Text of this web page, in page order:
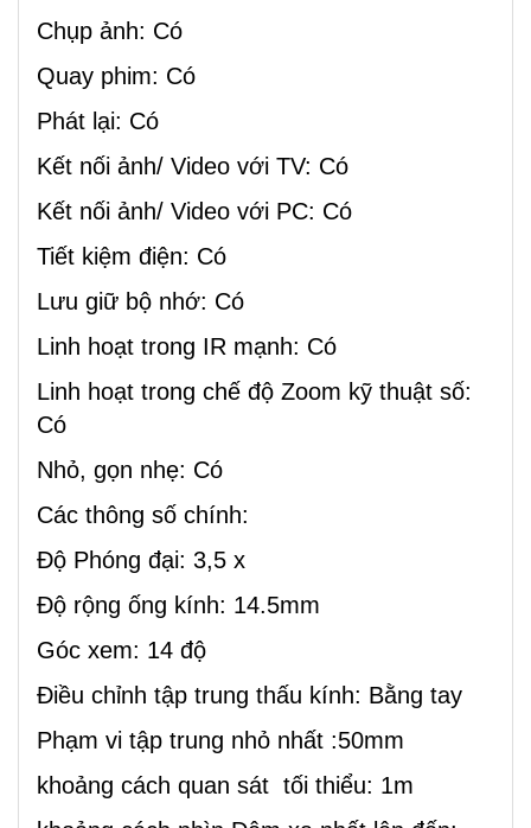
Chụp ảnh: Có
Quay phim: Có
Phát lại: Có
Kết nối ảnh/ Video với TV: Có
Kết nối ảnh/ Video với PC: Có
Tiết kiệm điện: Có
Lưu giữ bộ nhớ: Có
Linh hoạt trong IR mạnh: Có
Linh hoạt trong chế độ Zoom kỹ thuật số:
Có
Nhỏ, gọn nhẹ: Có
Các thông số chính:
Độ Phóng đại: 3,5 x
Độ rộng ống kính: 14.5mm
Góc xem: 14 độ
Điều chỉnh tập trung thấu kính: Bằng tay
Phạm vi tập trung nhỏ nhất :50mm
khoảng cách quan sát tối thiểu: 1m